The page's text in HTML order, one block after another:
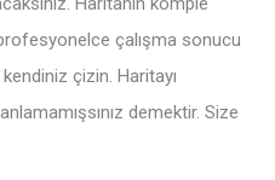
çalışma sonucu
çizin. Haritayı
demektir. Size